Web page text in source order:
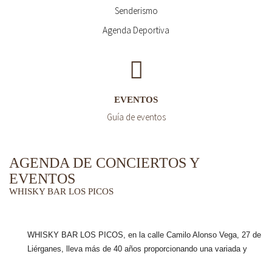
Senderismo
Agenda Deportiva
EVENTOS
Guía de eventos
AGENDA DE CONCIERTOS Y
EVENTOS
WHISKY BAR LOS PICOS
WHISKY BAR LOS PICOS, en la calle Camilo Alonso Vega, 27 de
Liérganes, lleva más de 40 años proporcionando una variada y